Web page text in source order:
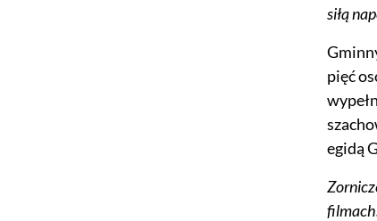
siłą
pięć
egidą